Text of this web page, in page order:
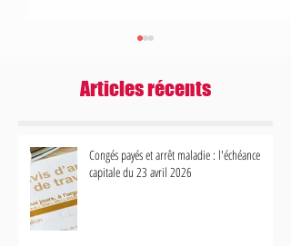
Contrôles URSSAF et télétravail : vers
une régulation stricte des frais et
avantages
Articles récents
Congés payés et arrêt maladie : l'échéance
capitale du 23 avril 2026